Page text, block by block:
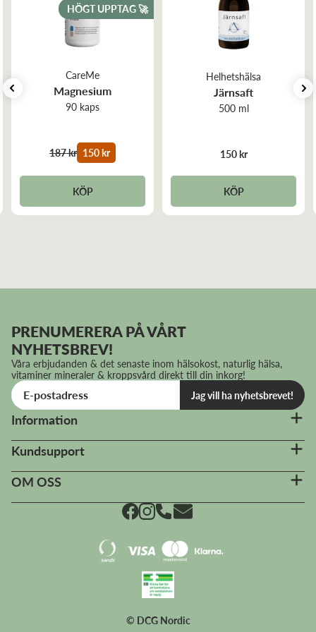
CareMe
Magnesium
90 kaps
187 kr 150 kr
KÖP
HÖGT UPPTAG 🚀
Helhetshälsa
Järnsaft
500 ml
150 kr
KÖP
PRENUMERERA PÅ VÅRT
NYHETSBREV!
Våra erbjudanden & det senaste inom hälsokost, naturlig hälsa,
vitaminer mineraler & kroppsvård direkt till din inkorg!
Jag vill ha nyhetsbrevet!
Information
Kundsupport
OM OSS
© DCG Nordic